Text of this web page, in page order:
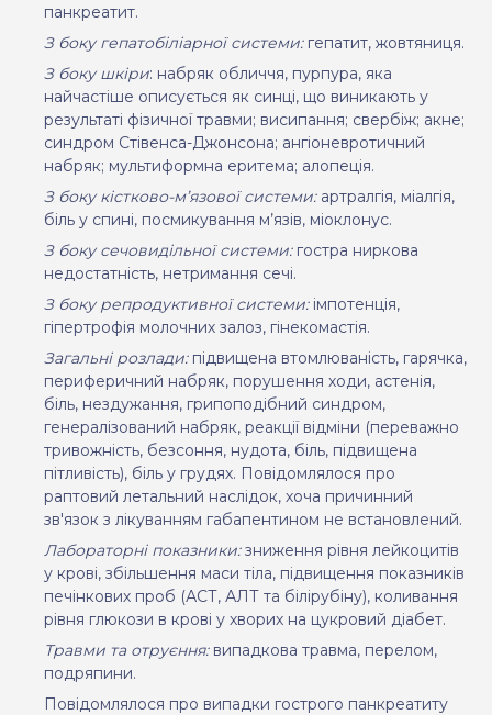
панкреатит.
З боку гепатобіліарної системи: гепатит, жовтяниця.
З боку шкіри: набряк обличчя, пурпура, яка
найчастіше описується як синці, що виникають у
результаті фізичної травми; висипання; свербіж; акне;
синдром Стівенса-Джонсона; ангіоневротичний
набряк; мультиформна еритема; алопеція.
З боку кістково-м’язової системи: артралгія, міалгія,
біль у спині, посмикування м’язів, міоклонус.
З боку сечовидільної системи: гостра ниркова
недостатність, нетримання сечі.
З боку репродуктивної системи:імпотенція,
гіпертрофія молочних залоз, гінекомастія.
Загальні розлади:підвищена втомлюваність, гарячка,
периферичний набряк, порушення ходи, астенія,
біль, нездужання, грипоподібний синдром,
генералізований набряк, реакції відміни (переважно
тривожність, безсоння, нудота, біль, підвищена
пітливість), біль у грудях. Повідомлялося про
раптовий летальний наслідок, хоча причинний
зв'язок з лікуванням габапентином не встановлений.
Лабораторні показники:зниження рівня лейкоцитів
у крові, збільшення маси тіла, підвищення показників
печінкових проб (АСТ, АЛТ та білірубіну), коливання
рівня глюкози в крові у хворих на цукровий діабет.
Травми та отруєння: випадкова травма, перелом,
подряпини.
Повідомлялося про випадки гострого панкреатиту